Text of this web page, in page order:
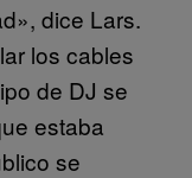
dice Lars.
los cables
de DJ se
estaba
se